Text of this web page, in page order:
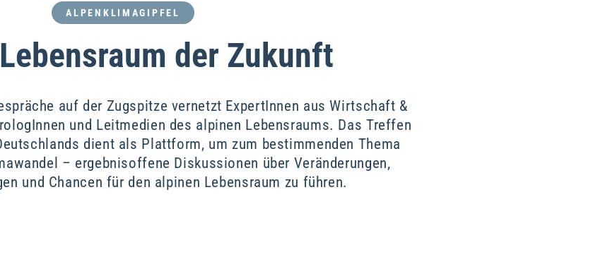
ALPENKLIMAGIPFEL
der Zukunft
auf der Zugspitze vernetzt ExpertInnen aus Wirtschaft &
und Leitmedien des alpinen Lebensraums. Das Treffen
dient als Plattform, um zum bestimmenden Thema
– ergebnisoffene Diskussionen über Veränderungen,
und Chancen für den alpinen Lebensraum zu führen.